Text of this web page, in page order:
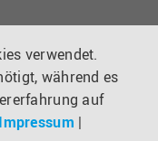
verwendet.
während es
auf
Impressum |